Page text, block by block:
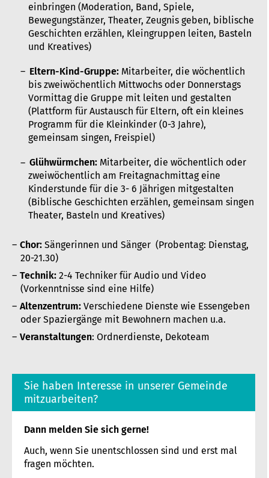
einbringen (Moderation, Band, Spiele,
Bewegungstänzer, Theater, Zeugnis geben, biblische
Geschichten erzählen, Kleingruppen leiten, Basteln
und Kreatives)
Eltern-Kind-Gruppe:Mitarbeiter, die wöchentlich
bis zweiwöchentlich Mittwochs oder Donnerstags
Vormittag die Gruppe mit leiten und gestalten
(Plattform für Austausch für Eltern, oft ein kleines
Programm für die Kleinkinder (0-3 Jahre),
gemeinsam singen, Freispiel)
Glühwürmchen:Mitarbeiter, die wöchentlich oder
zweiwöchentlich am Freitagnachmittag eine
Kinderstunde für die 3- 6 Jährigen mitgestalten
(Biblische Geschichten erzählen, gemeinsam singen
Theater, Basteln und Kreatives)
Chor: Sängerinnen und Sänger (Probentag: Dienstag,
20-21.30)
Technik: 2-4 Techniker für Audio und Video
(Vorkenntnisse sind eine Hilfe)
Altenzentrum: Verschiedene Dienste wie Essengeben
oder Spaziergänge mit Bewohnern machen u.a.
Veranstaltungen: Ordnerdienste, Dekoteam
Sie haben Interesse in unserer Gemeinde
mitzuarbeiten?
Dann melden Sie sich gerne!
Auch, wenn Sie unentschlossen sind und erst mal
fragen möchten.